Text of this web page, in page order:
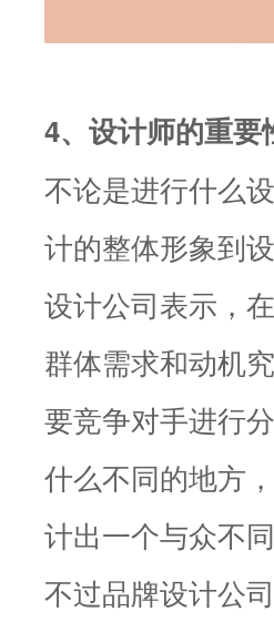
4、设计师的重要
不论是进行什么
计的整体形象到
设计公司表示，
群体需求和动机
要竞争对手进行
什么不同的地方
计出一个与众不
不过品牌设计公